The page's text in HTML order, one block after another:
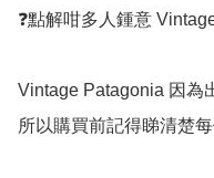
❓點解咁多人鍾意
Vintage Patagonia 因為
所以購買前記得睇清楚